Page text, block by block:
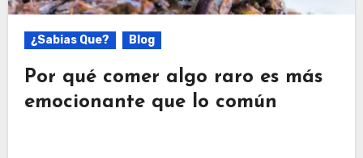
¿Sabias Que? Blog
Por qué comer algo raro es más
emocionante que lo común